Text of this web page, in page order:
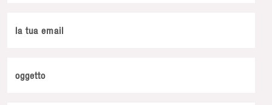
la tua email
oggetto